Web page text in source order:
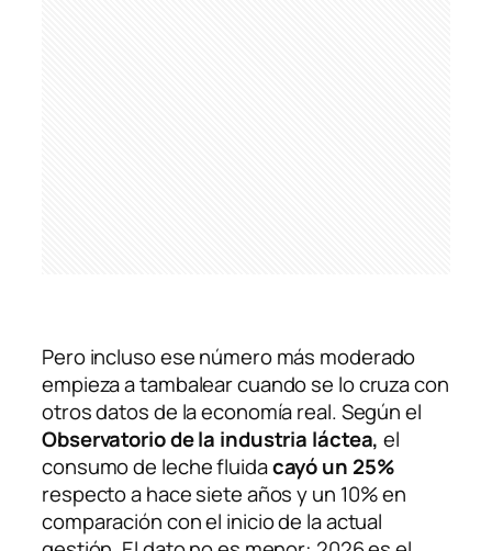
Pero incluso ese número más moderado
empieza a tambalear cuando se lo cruza con
otros datos de la economía real. Según el
Observatorio de la industria láctea, el
consumo de leche fluidacayó un 25%
respecto a hace siete años y un 10% en
comparación con el inicio de la actual